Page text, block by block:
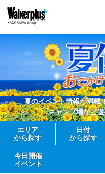
夏のイベント情報が満載
キャンプ場など
エリア
から探す
日付
から探す
今日開催
イベント